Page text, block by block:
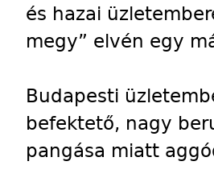
és hazai
megy” elvén egy
Budapesti
befektető, nagy
pangása miatt